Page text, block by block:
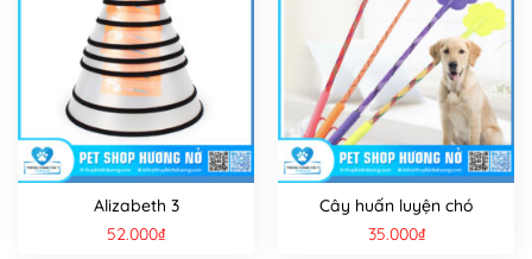
Alizabeth 3
52.000₫
Cây huấn luyện chó
35.000₫